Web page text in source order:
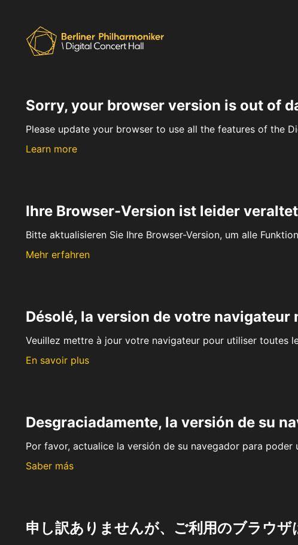
Sorry, your browser version is out of
Please update your browser to use all the features of the
Learn more
Ihre Browser-Version ist leider veraltet
Bitte aktualisieren Sie Ihre Browser-Version, um alle
Mehr erfahren
Désolé, la version de votre navigateur
Veuillez mettre à jour votre navigateur pour utiliser toutes
En savoir plus
Desgraciadamente, la versión de su
Por favor, actualice la versión de su navegador para
Saber más
申し訳ありませんが、ご利用のブラウ